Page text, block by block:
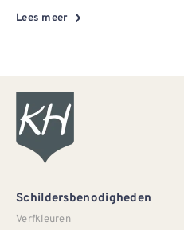
Lees meer
Schildersbenodigheden
Verfkleuren